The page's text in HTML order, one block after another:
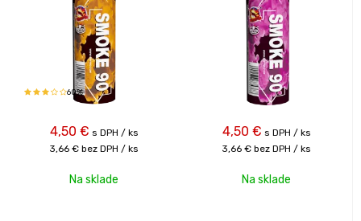
60%
4,50 € s DPH / ks
3,66 € bez DPH / ks
Na sklade
4,50 € s DPH / ks
3,66 € bez DPH / ks
Na sklade